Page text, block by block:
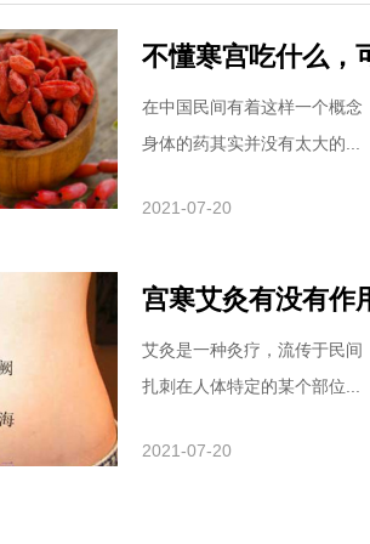
不懂寒宫吃什么，
在中国民间有着这样一个概
身体的药其实并没有太大的...
2021-07-20
宫寒艾灸有没有作
艾灸是一种灸疗，流传于民
扎刺在人体特定的某个部位...
2021-07-20